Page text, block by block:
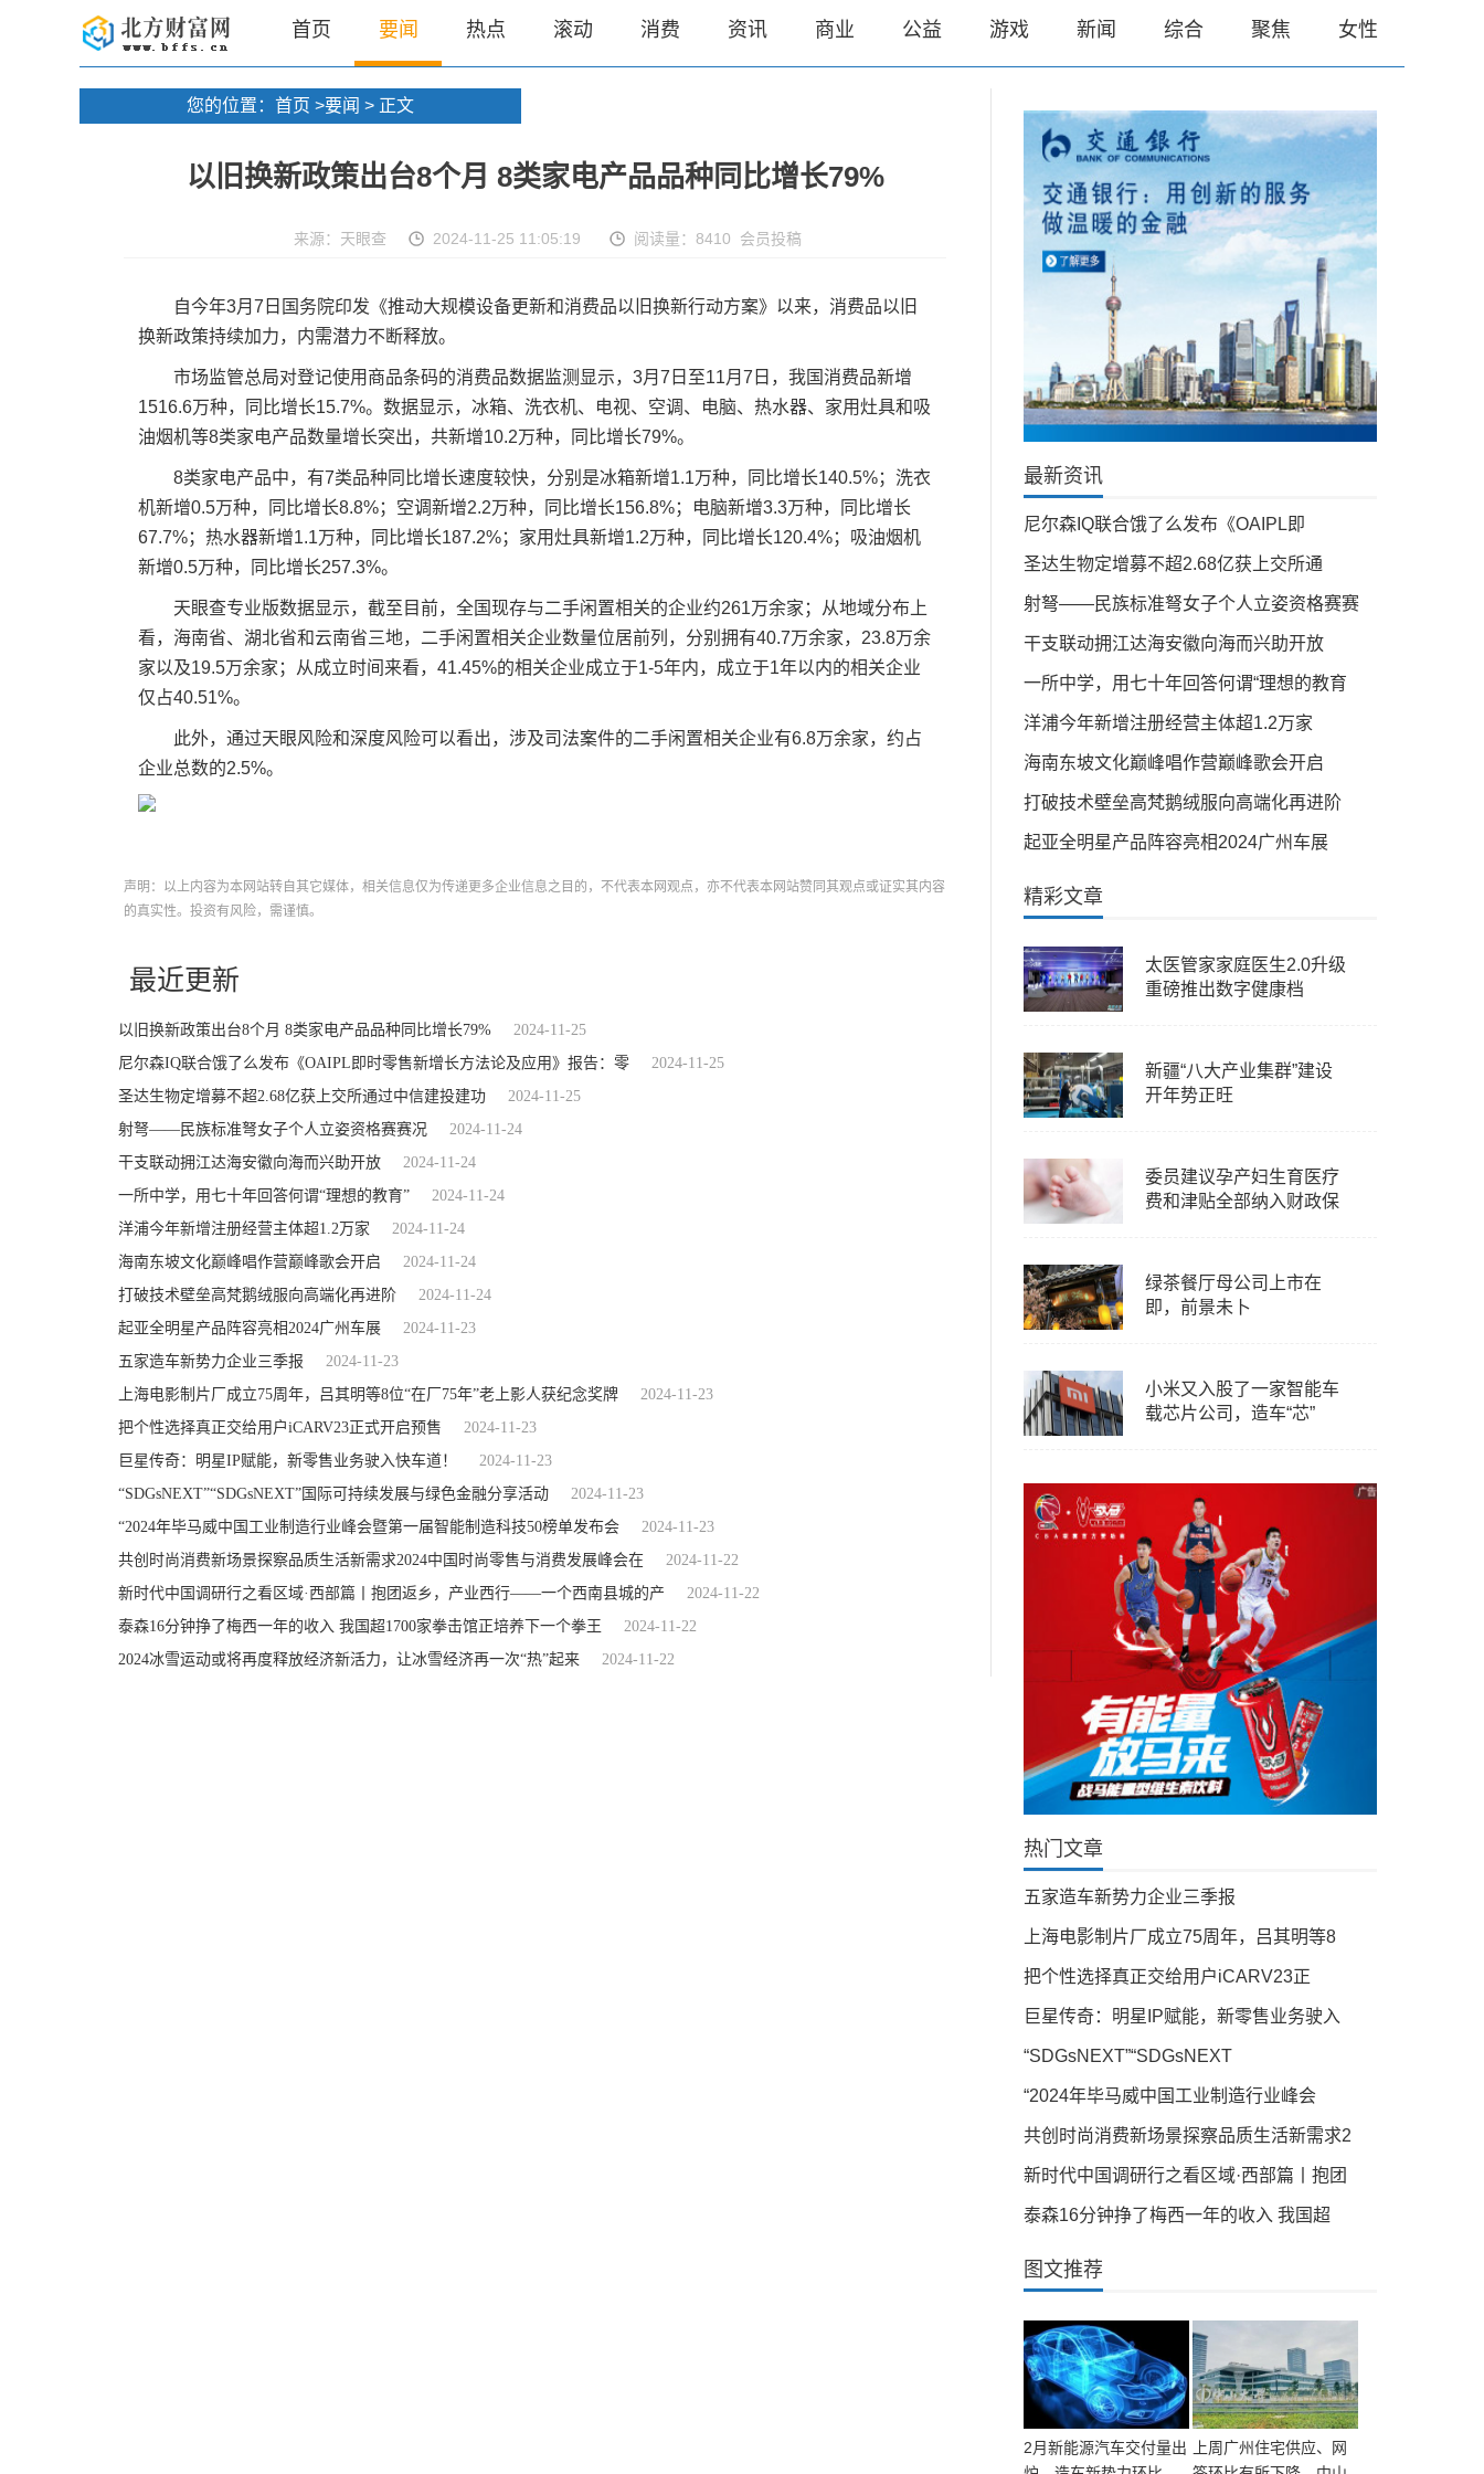
首页 要闻 热点 滚动 消费 资讯 商业 公益 游戏 新闻 综合 聚焦 女性
您的位置： 首页 >要闻 > 正文
以旧换新政策出台8个月 8类家电产品品种同比增长79%
来源：天眼查 2024-11-25 11:05:19 阅读量：8410 会员投稿
自今年3月7日国务院印发《推动大规模设备更新和消费品以旧换新行动方案》以来，消费品以旧
换新政策持续加力，内需潜力不断释放。
市场监管总局对登记使用商品条码的消费品数据监测显示，3月7日至11月7日，我国消费品新增
1516.6万种，同比增长15.7%。数据显示，冰箱、洗衣机、电视、空调、电脑、热水器、家用灶具和吸
油烟机等8类家电产品数量增长突出，共新增10.2万种，同比增长79%。
8类家电产品中，有7类品种同比增长速度较快，分别是冰箱新增1.1万种，同比增长140.5%；洗衣
机新增0.5万种，同比增长8.8%；空调新增2.2万种，同比增长156.8%；电脑新增3.3万种，同比增长
67.7%；热水器新增1.1万种，同比增长187.2%；家用灶具新增1.2万种，同比增长120.4%；吸油烟机
新增0.5万种，同比增长257.3%。
天眼查专业版数据显示，截至目前，全国现存与二手闲置相关的企业约261万余家；从地域分布上
看，海南省、湖北省和云南省三地，二手闲置相关企业数量位居前列，分别拥有40.7万余家，23.8万余
家以及19.5万余家；从成立时间来看，41.45%的相关企业成立于1-5年内，成立于1年以内的相关企业
仅占40.51%。
此外，通过天眼风险和深度风险可以看出，涉及司法案件的二手闲置相关企业有6.8万余家，约占
企业总数的2.5%。
声明：以上内容为本网站转自其它媒体，相关信息仅为传递更多企业信息之目的，不代表本网观点，亦不代表本网站赞同其观点或证实其内容
的真实性。投资有风险，需谨慎。
最近更新
以旧换新政策出台8个月 8类家电产品品种同比增长79%
2024-11-25
尼尔森IQ联合饿了么发布《OAIPL即时零售新增长方法论及应用》报告：零
2024-11-25
圣达生物定增募不超2.68亿获上交所通过中信建投建功
2024-11-25
射弩——民族标准弩女子个人立姿资格赛赛况
2024-11-24
干支联动拥江达海安徽向海而兴助开放
2024-11-24
一所中学，用七十年回答何谓“理想的教育”
2024-11-24
洋浦今年新增注册经营主体超1.2万家
2024-11-24
海南东坡文化巅峰唱作营巅峰歌会开启
2024-11-24
打破技术壁垒高梵鹅绒服向高端化再进阶
2024-11-24
起亚全明星产品阵容亮相2024广州车展
2024-11-23
五家造车新势力企业三季报
2024-11-23
上海电影制片厂成立75周年，吕其明等8位“在厂75年”老上影人获纪念奖牌
2024-11-23
把个性选择真正交给用户iCARV23正式开启预售
2024-11-23
巨星传奇：明星IP赋能，新零售业务驶入快车道！
2024-11-23
“SDGsNEXT”“SDGsNEXT”国际可持续发展与绿色金融分享活动
2024-11-23
“2024年毕马威中国工业制造行业峰会暨第一届智能制造科技50榜单发布会
2024-11-23
共创时尚消费新场景探察品质生活新需求2024中国时尚零售与消费发展峰会在
2024-11-22
新时代中国调研行之看区域·西部篇丨抱团返乡，产业西行——一个西南县城的产
2024-11-22
泰森16分钟挣了梅西一年的收入 我国超1700家拳击馆正培养下一个拳王
2024-11-22
2024冰雪运动或将再度释放经济新活力，让冰雪经济再一次“热”起来
2024-11-22
最新资讯
尼尔森IQ联合饿了么发布《OAIPL即
圣达生物定增募不超2.68亿获上交所通
射弩——民族标准弩女子个人立姿资格赛赛
干支联动拥江达海安徽向海而兴助开放
一所中学，用七十年回答何谓“理想的教育
洋浦今年新增注册经营主体超1.2万家
海南东坡文化巅峰唱作营巅峰歌会开启
打破技术壁垒高梵鹅绒服向高端化再进阶
起亚全明星产品阵容亮相2024广州车展
精彩文章
太医管家家庭医生2.0升级
重磅推出数字健康档
新疆“八大产业集群”建设
开年势正旺
委员建议孕产妇生育医疗
费和津贴全部纳入财政保
绿茶餐厅母公司上市在
即，前景未卜
小米又入股了一家智能车
载芯片公司，造车“芯”
热门文章
五家造车新势力企业三季报
上海电影制片厂成立75周年，吕其明等8
把个性选择真正交给用户iCARV23正
巨星传奇：明星IP赋能，新零售业务驶入
“SDGsNEXT”“SDGsNEXT
“2024年毕马威中国工业制造行业峰会
共创时尚消费新场景探察品质生活新需求2
新时代中国调研行之看区域·西部篇丨抱团
泰森16分钟挣了梅西一年的收入 我国超
图文推荐
2月新能源汽车交付量出
上周广州住宅供应、网